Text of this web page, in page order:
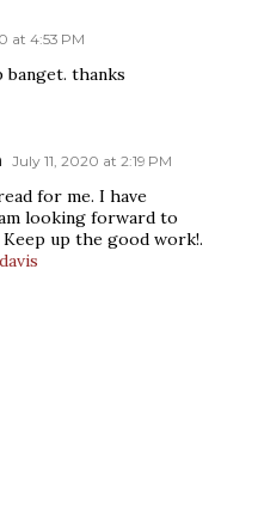
at 4:53 PM
banget. thanks
July 11, 2020 at 2:19 PM
for me. I have
looking forward to
up the good work!.